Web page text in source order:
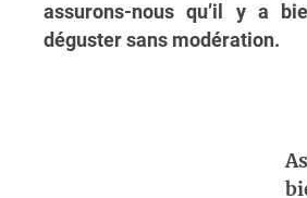
assurons-nous qu’il y a
déguster sans modération.